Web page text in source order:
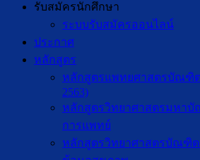
รับสมัครนักศึกษา
ระบบรับสมัครออนไลน์
ประกาศ
หลักสูตร
หลักสูตรแพทยศาสตรบัณฑิ
2563)
หลักสูตรวิทยาศาสตรมหา
การแพทย์
หลักสูตรวิทยาศาสตรบัณฑิต